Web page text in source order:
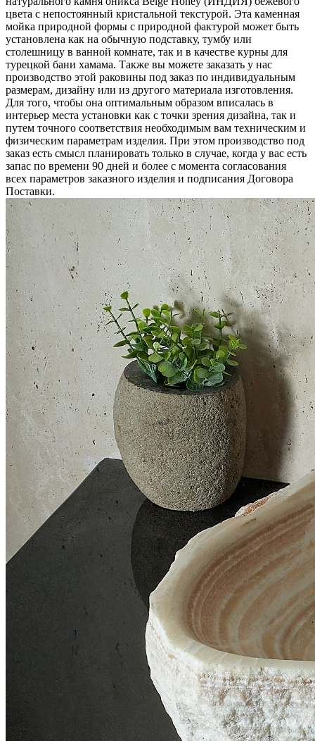
цвета c непостоянный кристальной текстурой. Эта каменная
мойка природной формы с природной фактурой может быть
установлена как на обычную подставку, тумбу или
столешницу в ванной комнате, так и в качестве курны для
турецкой бани хамама. Также вы можете заказать у нас
производство этой раковины под заказ по индивидуальным
размерам, дизайну или из другого материала изготовления.
Для того, чтобы она оптимальным образом вписалась в
интерьер места установки как с точки зрения дизайна, так и
путем точного соответствия необходимым вам техническим и
физическим параметрам изделия. При этом производство под
заказ есть смысл планировать только в случае, когда у вас есть
запас по времени 90 дней и более с момента согласования
всех параметров заказного изделия и подписания Договора
Поставки.